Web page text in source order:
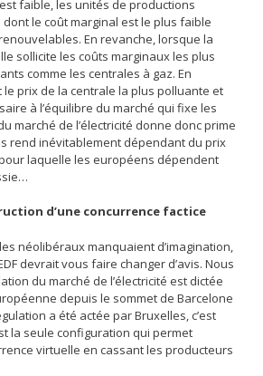
faible, les unités de productions
le coût marginal est le plus faible
En revanche, lorsque la
sollicite les coûts marginaux les plus
comme les centrales à gaz. En
le prix de la centrale la plus polluante et
à l’équilibre du marché qui fixe les
marché de l’électricité donne donc prime
rend inévitablement dépendant du prix
laquelle les européens dépendent
d’une concurrence factice
néolibéraux manquaient d’imagination,
devrait vous faire changer d’avis. Nous
du marché de l’électricité est dictée
depuis le sommet de Barcelone
a été actée par Bruxelles, c’est
la seule configuration qui permet
virtuelle en cassant les producteurs